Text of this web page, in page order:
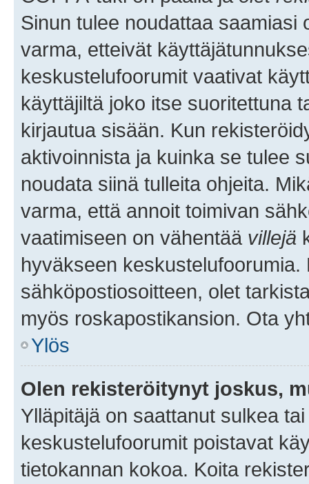
Sinun tulee noudattaa saamiasi
varma, etteivät
keskustelufoorumit vaativat
käyttäjiltä joko itse suoritettuna
kirjautua sisään. Kun
aktivoinnista ja kuinka se tulee
noudata siinä tulleita ohjeita.
varma, että annoit toimivan
vaatimiseen on vähentää villejä
hyväkseen
sähköpostiosoitteen, olet
myös roskapostikansion. Ota
Ylös
Olen rekisteröitynyt joskus,
Ylläpitäjä on saattanut sulkea
keskustelufoorumit poistavat
tietokannan kokoa. Koita